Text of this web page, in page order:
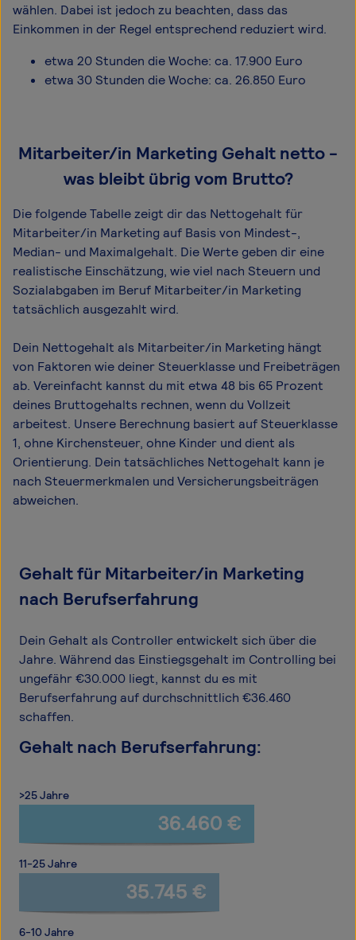
wählen. Dabei ist jedoch zu beachten, dass das
Einkommen in der Regel entsprechend reduziert wird.
etwa 20 Stunden die Woche: ca. 17.900 Euro
etwa 30 Stunden die Woche: ca. 26.850 Euro
Mitarbeiter/in Marketing Gehalt netto -
was bleibt übrig vom Brutto?
Die folgende Tabelle zeigt dir das Netto­gehalt für
Mitarbeiter/in Marketing auf Basis von Mindest-,
Median- und Maximal­gehalt. Die Werte geben dir eine
realistische Einschätzung, wie viel nach Steuern und
Sozialabgaben im Beruf Mitarbeiter/in Marketing
tatsächlich ausgezahlt wird.
Dein Nettogehalt als Mitarbeiter/in Marketing hängt
von Faktoren wie deiner Steuerklasse und Freibeträgen
ab. Vereinfacht kannst du mit etwa 48 bis 65 Prozent
deines Bruttogehalts rechnen, wenn du Vollzeit
arbeitest. Unsere Berechnung basiert auf Steuerklasse
1, ohne Kirchensteuer, ohne Kinder und dient als
Orientierung. Dein tatsächliches Nettogehalt kann je
nach Steuermerkmalen und Versicherungsbeiträgen
abweichen.
Gehalt für Mitarbeiter/in Marketing
nach Berufserfahrung
Dein Gehalt als Controller entwickelt sich über die
Jahre. Während das Einstiegsgehalt im Controlling bei
ungefähr €30.000 liegt, kannst du es mit
Berufserfahrung auf durchschnittlich €36.460
schaffen.
Gehalt nach Berufserfahrung:
>25 Jahre
36.460 €
11-25 Jahre
35.745 €
6-10 Jahre